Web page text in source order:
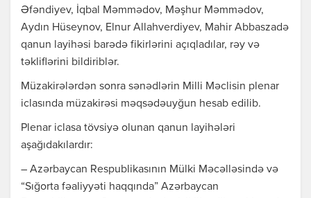
Əfəndiyev, İqbal Məmmədov, Məşhur Məmmədov,
Aydın Hüseynov, Elnur Allahverdiyev, Mahir Abbaszadə
qanun layihəsi barədə fikirlərini açıqladılar, rəy və
təkliflərini bildiriblər.
Müzakirələrdən sonra sənədlərin Milli Məclisin plenar
iclasında müzakirəsi məqsədəuyğun hesab edilib.
Plenar iclasa tövsiyə olunan qanun layihələri
aşağıdakılardır:
– Azərbaycan Respublikasının Mülki Məcəlləsində və
“Sığorta fəaliyyəti haqqında” Azərbaycan